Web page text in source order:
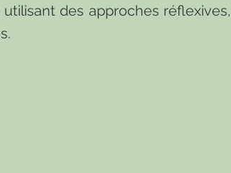
des approches réflexives,